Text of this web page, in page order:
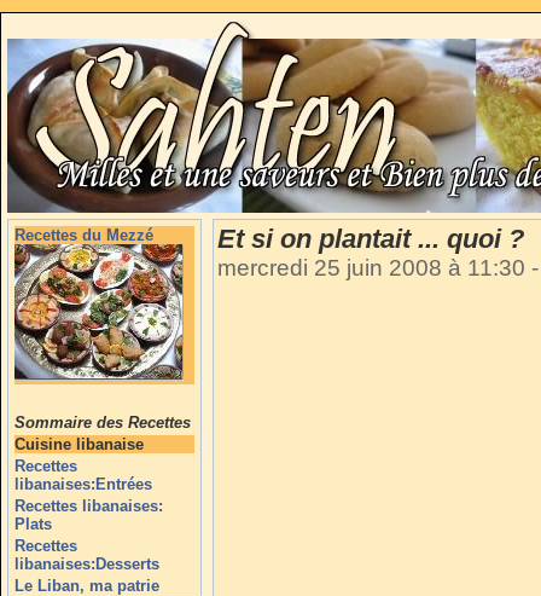
Recettes du Mezzé
Sommaire des Recettes
Cuisine libanaise
Recettes
libanaises:Entrées
Recettes libanaises:
Plats
Recettes
libanaises:Desserts
Le Liban, ma patrie
Et si on plantait ... quoi ?
mercredi 25 juin 2008 à 11:30 -